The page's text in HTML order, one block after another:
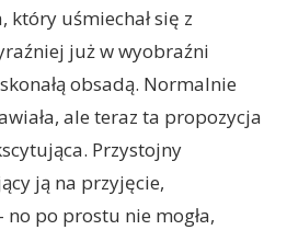
który uśmiechał się z
już w wyobraźni
obsadą. Normalnie
ale teraz ta propozycja
Przystojny
ją na przyjęcie,
po prostu nie mogła,